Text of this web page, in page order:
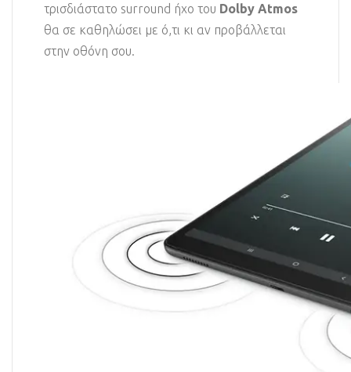
τρισδιάστατο surround ήχο του Dolby Atmos
θα σε καθηλώσει με ό,τι κι αν προβάλλεται
στην οθόνη σου.